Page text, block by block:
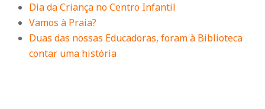
Dia da Criança no Centro Infantil
Vamos à Praia?
Duas das nossas Educadoras, foram à Biblioteca
contar uma história